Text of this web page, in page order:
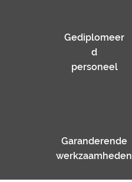
Gediplomeer
d
personeel
Garanderende
werkzaamheden